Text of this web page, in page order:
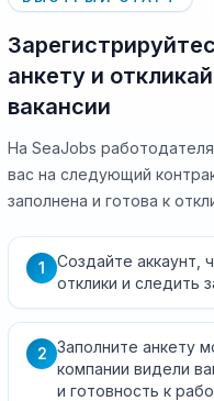
анкету и
вакансии
На SeaJobs
вас на следующий
заполнена и готова к
1
Создайте аккаунт,
отклики и следить
2
Заполните анкету
компании видели
и готовность к